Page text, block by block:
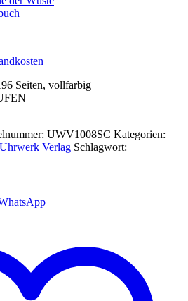
Seiten, vollfarbig
UWV1008SC Kategorien:
Verlag Schlagwort: